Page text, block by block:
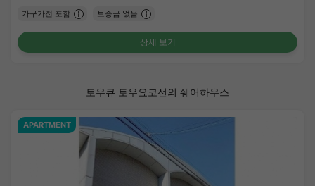
가구가전 포함 보증금 없음
상세 보기
토우큐 토우요코선의 쉐어하우스
APARTMENT